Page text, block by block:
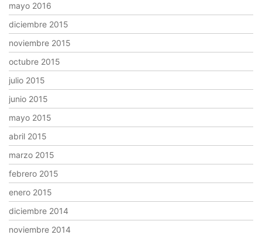
mayo 2016
diciembre 2015
noviembre 2015
octubre 2015
julio 2015
junio 2015
mayo 2015
abril 2015
marzo 2015
febrero 2015
enero 2015
diciembre 2014
noviembre 2014